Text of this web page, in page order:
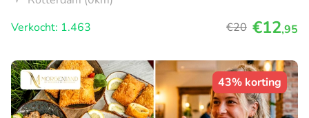
Verkocht: 1.463
€20 €12,95
43% korting